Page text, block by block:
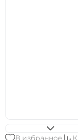
В избранное